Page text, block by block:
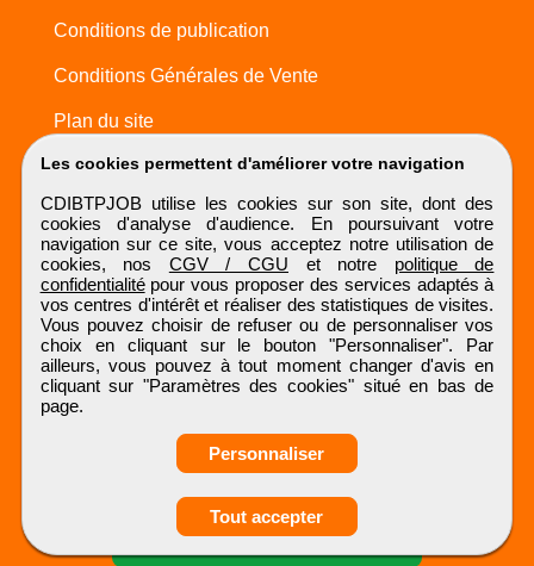
Obtenir ses
coordonnées
Les cookies permettent d'améliorer votre navigation
CDIBTPJOB utilise les cookies sur son site, dont des
cookies d'analyse d'audience. En poursuivant votre
navigation sur ce site, vous acceptez notre utilisation de
cookies, nos CGV / CGU et notre politique de
confidentialitépour vous proposer des services adaptés à
vos centres d'intérêt et réaliser des statistiques de visites.
Vous pouvez choisir de refuser ou de personnaliser vos
choix en cliquant sur le bouton "Personnaliser". Par
ailleurs, vous pouvez à tout moment changer d'avis en
cliquant sur "Paramètres des cookies" situé en bas de
page.
Personnaliser
Tout accepter
Conditions de publication
Conditions Générales de Vente
Plan du site
CDIBTPJOB
Tous droits réservés © 1999 - 2026